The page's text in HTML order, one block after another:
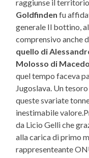
raggiunse il
Goldfinden fu
generale Il bottino,
comprensivo anche
quello di
Molosso di
quel tempo faceva
Jugoslava. Un
queste svariate
inestimabile
da Licio Gelli che
alla carica di primo
rappresenteante